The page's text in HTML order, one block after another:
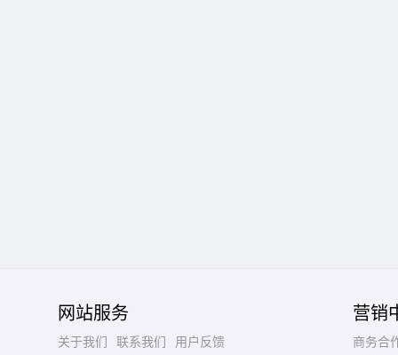
网站服务
关于我们 联系我们
用户反馈
营销
商务合